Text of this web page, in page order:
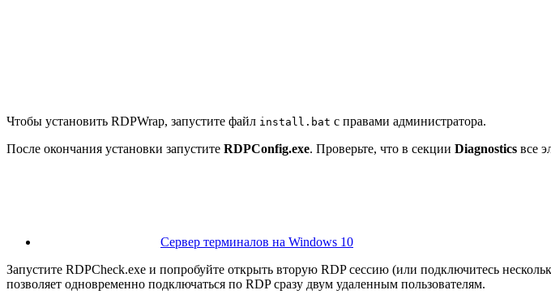
Чтобы установить RDPWrap, запустите файл install.bat с правами администратора.
После окончания установки запустите RDPConfig.exe. Проверьте, что в секции Diagnostics все
Сервер терминалов на Windows 10
Запустите RDPCheck.exe и попробуйте открыть вторую RDP сессию (или подключитесь
позволяет одновременно подключаться по RDP сразу двум удаленным пользователям.